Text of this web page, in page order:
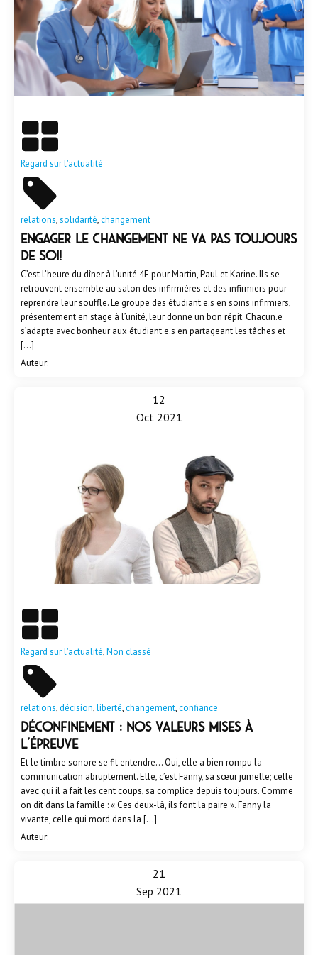
Regard sur l'actualité
relations,solidarité,changement
Engager le changement ne va pas toujours
de soi!
C’est l’heure du dîner à l’unité 4E pour Martin, Paul et Karine. Ils se
retrouvent ensemble au salon des infirmières et des infirmiers pour
reprendre leur souffle. Le groupe des étudiant.e.s en soins infirmiers,
présentement en stage à l’unité, leur donne un bon répit. Chacun.e
s’adapte avec bonheur aux étudiant.e.s en partageant les tâches et
[…]
Auteur:
12
Oct 2021
Regard sur l'actualité,Non classé
relations,décision,liberté,changement,confiance
Déconfinement : Nos valeurs mises à
l’épreuve
Et le timbre sonore se fit entendre… Oui, elle a bien rompu la
communication abruptement. Elle, c’est Fanny, sa sœur jumelle; celle
avec qui il a fait les cent coups, sa complice depuis toujours. Comme
on dit dans la famille : « Ces deux-là, ils font la paire ». Fanny la
vivante, celle qui mord dans la […]
Auteur:
21
Sep 2021